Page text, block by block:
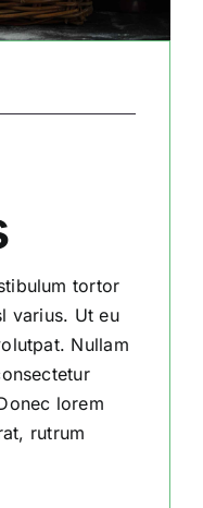
tortor
varius. Ut eu
Nullam
lorem
rutrum